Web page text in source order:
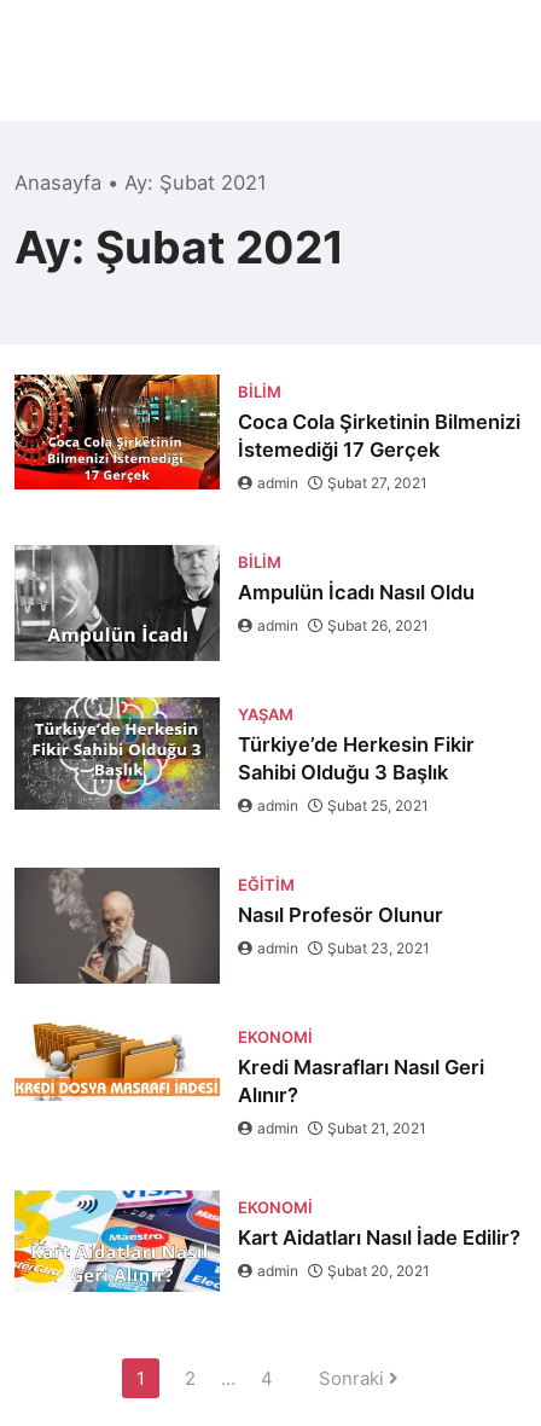
Anasayfa • Ay: Şubat 2021
Ay: Şubat 2021
BILIM
Coca Cola Şirketinin Bilmenizi
İstemediği 17 Gerçek
admin Şubat 27, 2021
BILIM
Ampulün İcadı Nasıl Oldu
admin Şubat 26, 2021
YAŞAM
Türkiye’de Herkesin Fikir
Sahibi Olduğu 3 Başlık
admin Şubat 25, 2021
EĞITIM
Nasıl Profesör Olunur
admin Şubat 23, 2021
EKONOMI
Kredi Masrafları Nasıl Geri
Alınır?
admin Şubat 21, 2021
EKONOMI
Kart Aidatları Nasıl İade Edilir?
admin Şubat 20, 2021
1 2 … 4 Sonraki